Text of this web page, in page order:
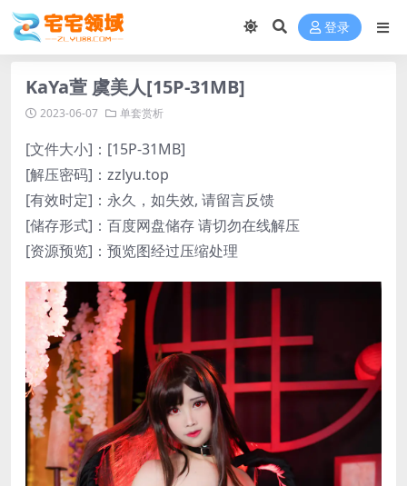
登录
KaYa萱 虞美人[15P-31MB]
2023-06-07 单套赏析
[文件大小]：[15P-31MB]
[解压密码]：zzlyu.top
[有效时定]：永久，如失效, 请留言反馈
[储存形式]：百度网盘储存 请切勿在线解压
[资源预览]：预览图经过压缩处理